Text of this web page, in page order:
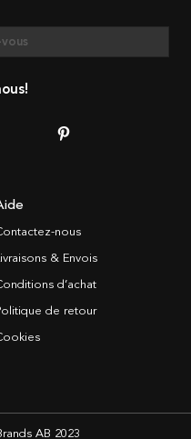
nous
& Envois
d’achat
de retour
AB 2023